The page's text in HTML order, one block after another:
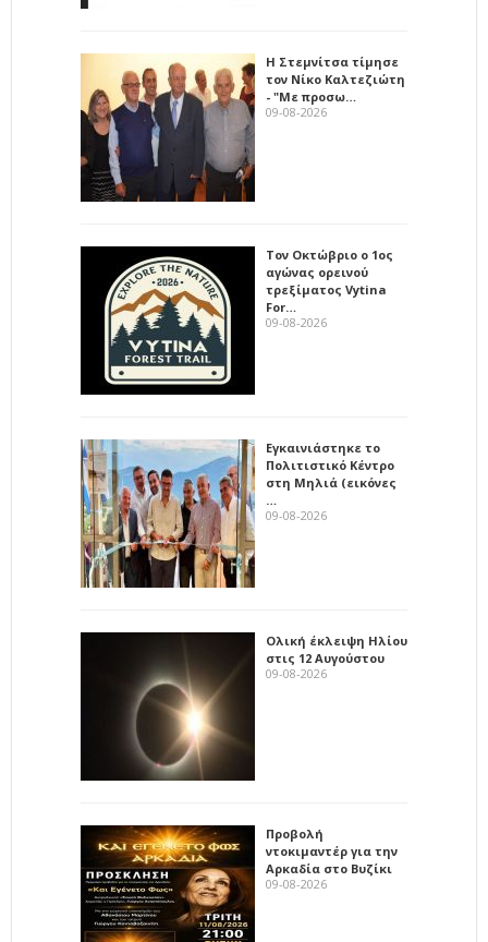
Η Στεμνίτσα τίμησε
τον Νίκο Καλτεζιώτη
- "Με προσω…
09-08-2026
Τον Οκτώβριο ο 1ος
αγώνας ορεινού
τρεξίματος Vytina
For…
09-08-2026
Εγκαινιάστηκε το
Πολιτιστικό Κέντρο
στη Μηλιά (εικόνες
…
09-08-2026
Ολική έκλειψη Ηλίου
στις 12 Αυγούστου
09-08-2026
Προβολή
ντοκιμαντέρ για την
Αρκαδία στο Βυζίκι
09-08-2026